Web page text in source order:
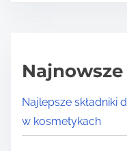
Najlepsze składniki
w kosmetykach